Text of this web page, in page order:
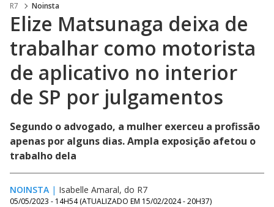
R7 Noinsta
Elize Matsunaga deixa de
trabalhar como motorista
de aplicativo no interior
de SP por julgamentos
Segundo o advogado, a mulher exerceu a profissão
apenas por alguns dias. Ampla exposição afetou o
trabalho dela
NOINSTA | Isabelle Amaral, do R7
05/05/2023 - 14H54 (ATUALIZADO EM 15/02/2024 - 20H37)